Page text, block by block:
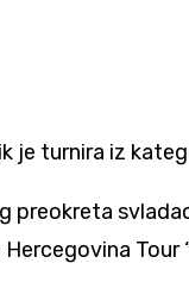
je turnira iz
preokreta